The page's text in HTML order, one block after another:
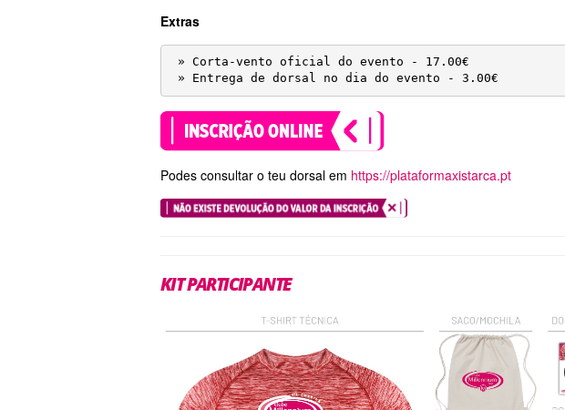
Extras
» Corta-vento oficial do evento - 17.00€
» Entrega de dorsal no dia do evento - 3.00€
Podes consultar o teu dorsal em https://plataformaxistarca.pt
KIT PARTICIPANTE